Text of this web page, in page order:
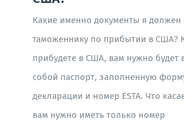
Какие именно документы я должен
таможеннику по прибытии в США?
прибудете в США, вам нужно будет
собой паспорт, заполненную
декларации и номер ESTA. Что
вам нужно иметь только номер